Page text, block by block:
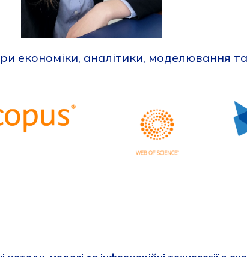
аналітики, моделювання та